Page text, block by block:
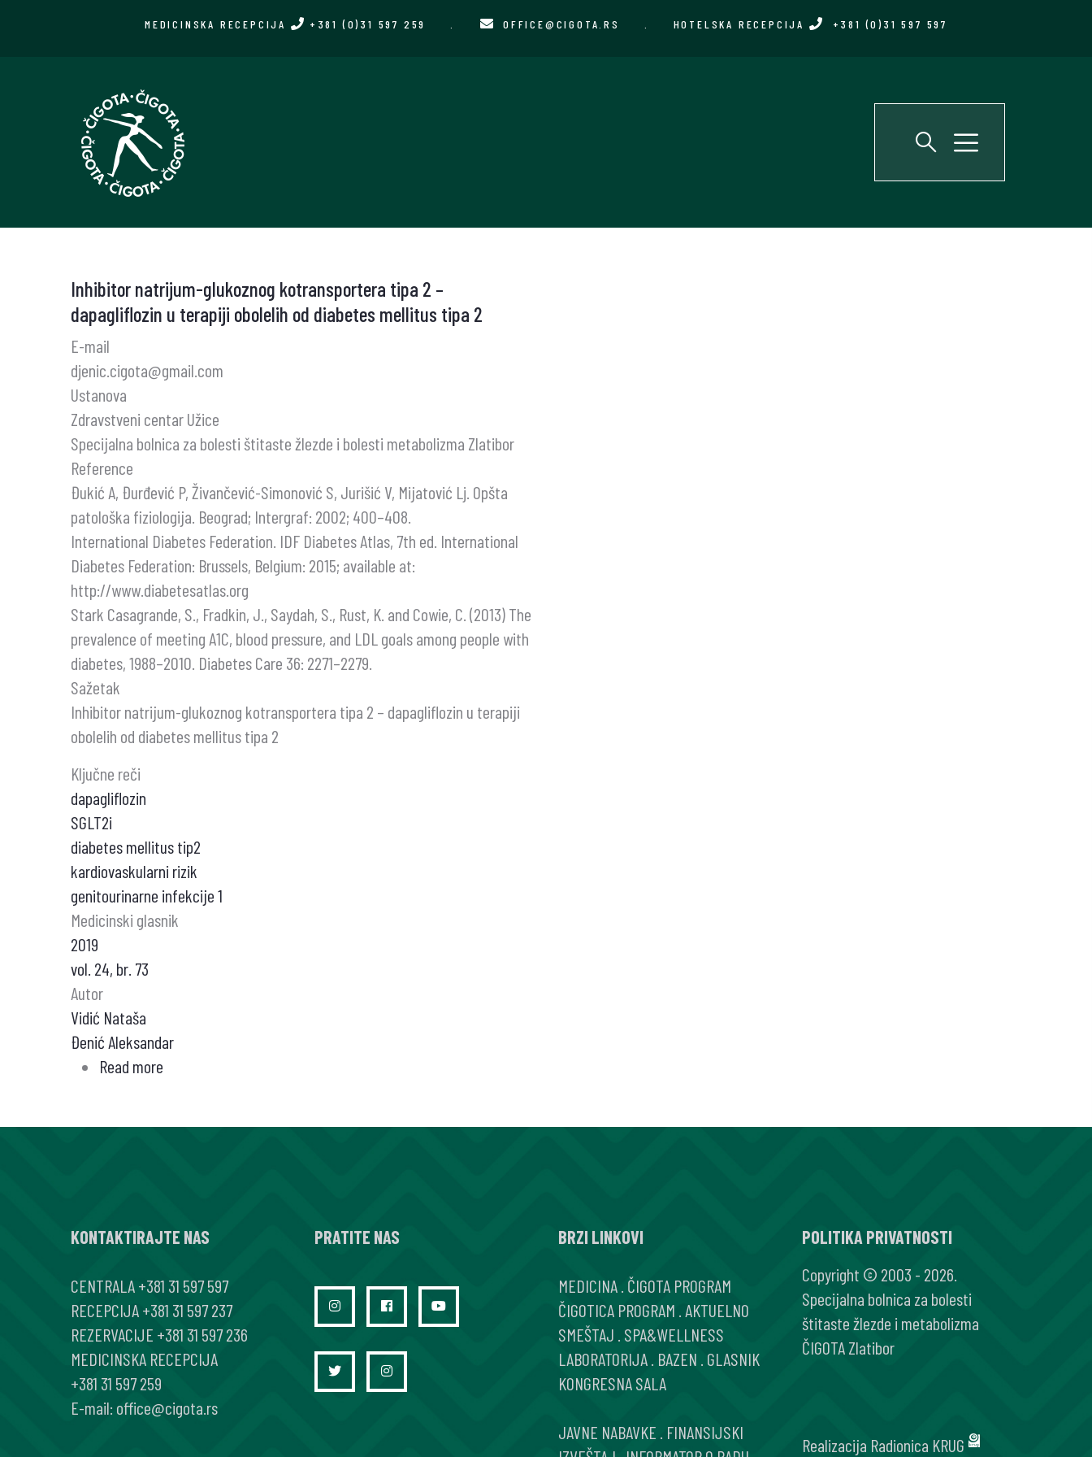
MEDICINSKA RECEPCIJA +381 (0)31 597 259 OFFICE@CIGOTA.RS HOTELSKA RECEPCIJA +381 (0)31 597 597
Inhibitor natrijum-glukoznog kotransportera tipa 2 –
dapagliflozin u terapiji obolelih od diabetes mellitus tipa 2
E-mail
djenic.cigota@gmail.com
Ustanova
Zdravstveni centar Užice
Specijalna bolnica za bolesti štitaste žlezde i bolesti metabolizma Zlatibor
Reference
Đukić A, Đurđević P, Živančević-Simonović S, Jurišić V, Mijatović Lj. Opšta
patološka fiziologija. Beograd; Intergraf: 2002; 400–408.
International Diabetes Federation. IDF Diabetes Atlas, 7th ed. International
Diabetes Federation: Brussels, Belgium: 2015; available at:
http://www.diabetesatlas.org
Stark Casagrande, S., Fradkin, J., Saydah, S., Rust, K. and Cowie, C. (2013) The
prevalence of meeting A1C, blood pressure, and LDL goals among people with
diabetes, 1988–2010. Diabetes Care 36: 2271–2279.
Sažetak
Inhibitor natrijum-glukoznog kotransportera tipa 2 – dapagliflozin u terapiji
obolelih od diabetes mellitus tipa 2
Ključne reči
dapagliflozin
SGLT2i
diabetes mellitus tip2
kardiovaskularni rizik
genitourinarne infekcije 1
Medicinski glasnik
2019
vol. 24, br. 73
Autor
Vidić Nataša
Đenić Aleksandar
Read more
–
u
terapiji
obolelih
od
mellitus
KONTAKTIRAJTE NAS
CENTRALA+381 31 597 597
RECEPCIJA+381 31 597 237
REZERVACIJE +381 31 597 236
MEDICINSKA RECEPCIJA
+381 31 597 259
E-mail: office@cigota.rs
PRATITE NAS BRZI LINKOVI
MEDICINA ČIGOTA PROGRAM
ČIGOTICA PROGRAM AKTUELNO
SMEŠTAJ SPA&WELLNESS
LABORATORIJA BAZEN GLASNIK
KONGRESNA SALA
JAVNE NABAVKE FINANSIJSKI
POLITIKA PRIVATNOSTI
Copyright © 2003 - 2026.
Specijalna bolnica za bolesti
štitaste žlezde i metabolizma
ČIGOTA Zlatibor
Realizacija Radionica KRUG